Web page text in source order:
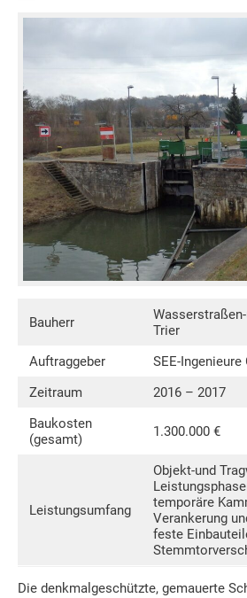
Bauherr
Trier
Auftraggeber
SEE-Ingenieure
Zeitraum
2016 – 2017
Baukosten
(gesamt)
1.300.000 €
Leistungsumfang
Objekt-und
temporäre
Verankerung
feste
Die denkmalgeschützte, gemauerte